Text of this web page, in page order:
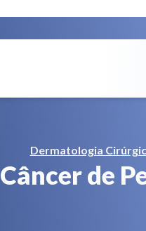
Câncer de
Dermatologia